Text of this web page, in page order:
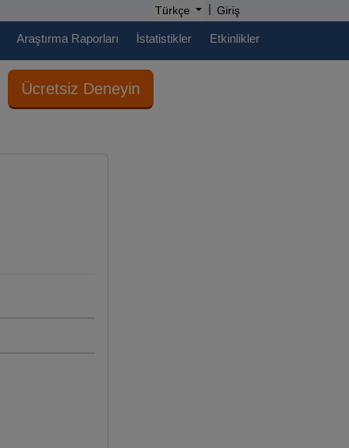
Türkçe | Giriş
Araştırma Raporları İstatistikler Etkinlikler
Ücretsiz Deneyin